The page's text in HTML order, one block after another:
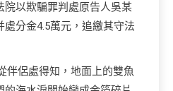
院以欺騙罪判處原告人吳某
分金4.5萬元，追繳其守法
伴侶處得知，地面上的雙魚